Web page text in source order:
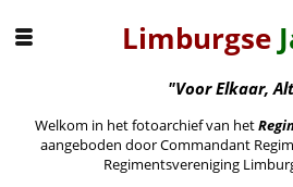
Limburgse
"Voor Elkaar,
Welkom in het fotoarchief van het
aangeboden door Commandant
Regimentsvereniging